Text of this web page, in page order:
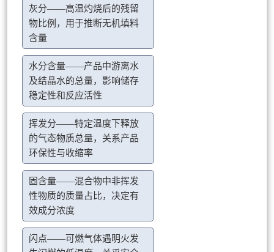
灰分——高温灼烧后的残留
物比例，用于推断无机填料
含量
水分含量——产品中游离水
及结晶水的总量，影响储存
稳定性和反应活性
挥发分——特定温度下释放
的气态物质总量，关系产品
环保性与收缩率
固含量——混合物中非挥发
性物质的质量占比，决定有
效成分浓度
闪点——可燃气体遇明火发